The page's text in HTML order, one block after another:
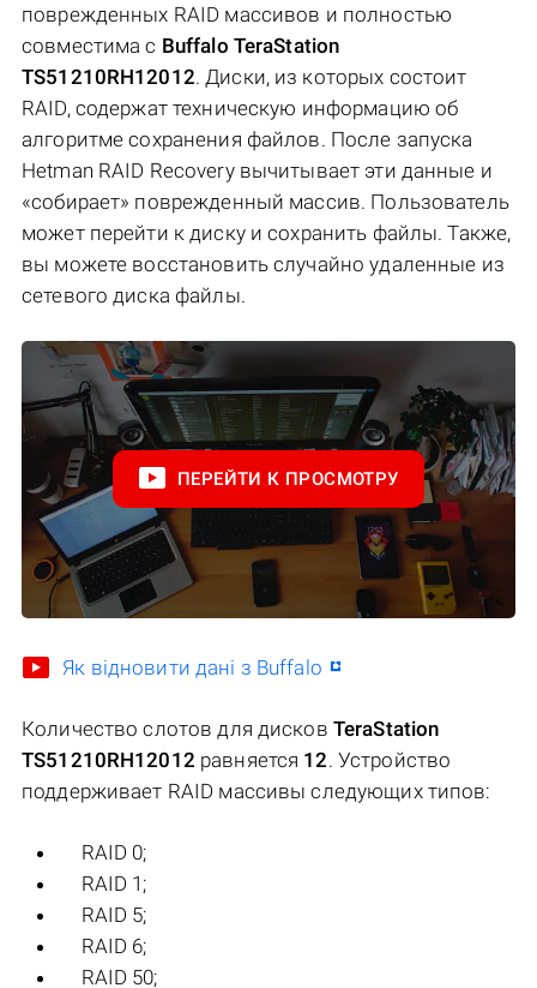
поврежденных RAID массивов и полностью
совместима с Buffalo TeraStation
TS51210RH12012. Диски, из которых состоит
RAID, содержат техническую информацию об
алгоритме сохранения файлов. После запуска
Hetman RAID Recovery вычитывает эти данные и
«собирает» поврежденный массив. Пользователь
может перейти к диску и сохранить файлы. Также,
вы можете восстановить случайно удаленные из
сетевого диска файлы.
ПЕРЕЙТИ К ПРОСМОТРУ
Як відновити дані з Buffalo
Количество слотов для дисков TeraStation
TS51210RH12012 равняется 12. Устройство
поддерживает RAID массивы следующих типов:
RAID 0;
RAID 1;
RAID 5;
RAID 6;
RAID 50;